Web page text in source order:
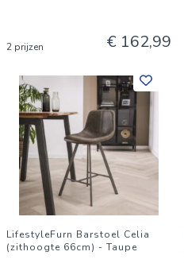
2 prijzen € 162,99
LifestyleFurn Barstoel Celia
(zithoogte 66cm) - Taupe